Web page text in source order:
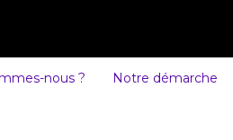
nous ? Notre démarche